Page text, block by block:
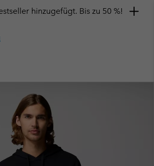
hinzugefügt. Bis zu 50 %!